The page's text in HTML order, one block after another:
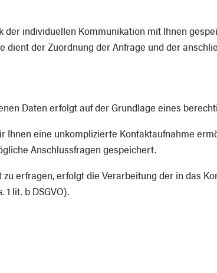
der individuellen Kommunikation mit Ihnen
der Zuordnung der Anfrage und der
Daten erfolgt auf der Grundlage eines
eine unkomplizierte Kontaktaufnahme
Anschlussfragen gespeichert.
erfragen, erfolgt die Verarbeitung der in das
lit. b DSGVO).